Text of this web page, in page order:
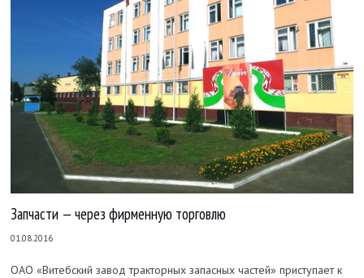
Запчасти — через фирменную торговлю
01.08.2016
ОАО «Витебский завод тракторных запасных частей» приступает к